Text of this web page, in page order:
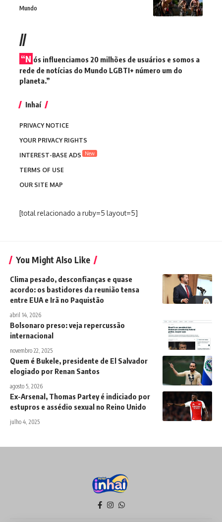
Mundo
//
“N ós influenciamos 20 milhões de usuários e somos a
rede de notícias do Mundo LGBTI+ número um do
planeta.”
Inhaí
PRIVACY NOTICE
YOUR PRIVACY RIGHTS
INTEREST-BASE ADS
New
TERMS OF USE
OUR SITE MAP
[total relacionado a ruby=5 layout=5]
You Might Also Like
Clima pesado, desconfianças e quase
acordo: os bastidores da reunião tensa
entre EUA e Irã no Paquistão
abril 14, 2026
Bolsonaro preso: veja repercussão
internacional
novembro 22, 2025
Quem é Bukele, presidente de El Salvador
elogiado por Renan Santos
agosto 5, 2026
Ex-Arsenal, Thomas Partey é indiciado por
estupros e assédio sexual no Reino Unido
julho 4, 2025